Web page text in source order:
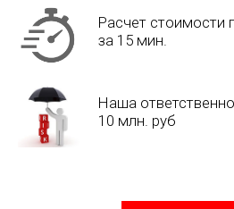
Расчет стоимости
за 15 мин.
Наша
10 млн. руб